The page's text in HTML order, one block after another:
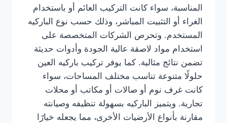
المناسبة، سواء كانت التركيب العائم أو باستخدام
الغراء أو التثبيت المباشر، وذلك حسب نوع الباركيه
المستخدم. وتحرص الشركات المتخصصة على
استخدام مواد لاصقة عالية الجودة وأدوات حديثة
تضمن نتائج مثالية. كما يوفر تركيب باركيه العين
حلولًا متنوعة تناسب مختلف المساحات، سواء
كانت غرف نوم أو صالات أو مكاتب أو محلات
تجارية. ويتميز الباركيه بسهولة تنظيفه وصيانته
مقارنة بأنواع الأرضيات الأخرى، مما يجعله خيارًا